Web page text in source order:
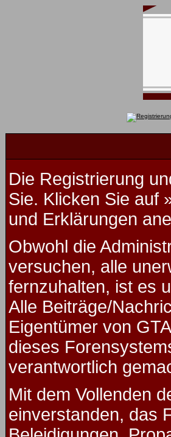
Die Registrierung
Sie. Klicken Sie auf
und Erklärungen
Obwohl die
versuchen, alle
fernzuhalten, ist es
Alle Beiträge/
Eigentümer von
dieses
verantwortlich
Mit dem Vollenden
einverstanden, das